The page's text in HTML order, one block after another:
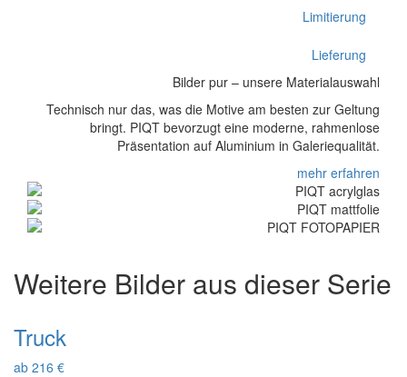
Limitierung
Lieferung
Bilder pur – unsere Materialauswahl
Technisch nur das, was die Motive am besten zur Geltung
bringt. PIQT bevorzugt eine moderne, rahmenlose
Präsentation auf Aluminium in Galeriequalität.
mehr erfahren
Weitere Bilder aus dieser Serie
Truck
ab 216 €